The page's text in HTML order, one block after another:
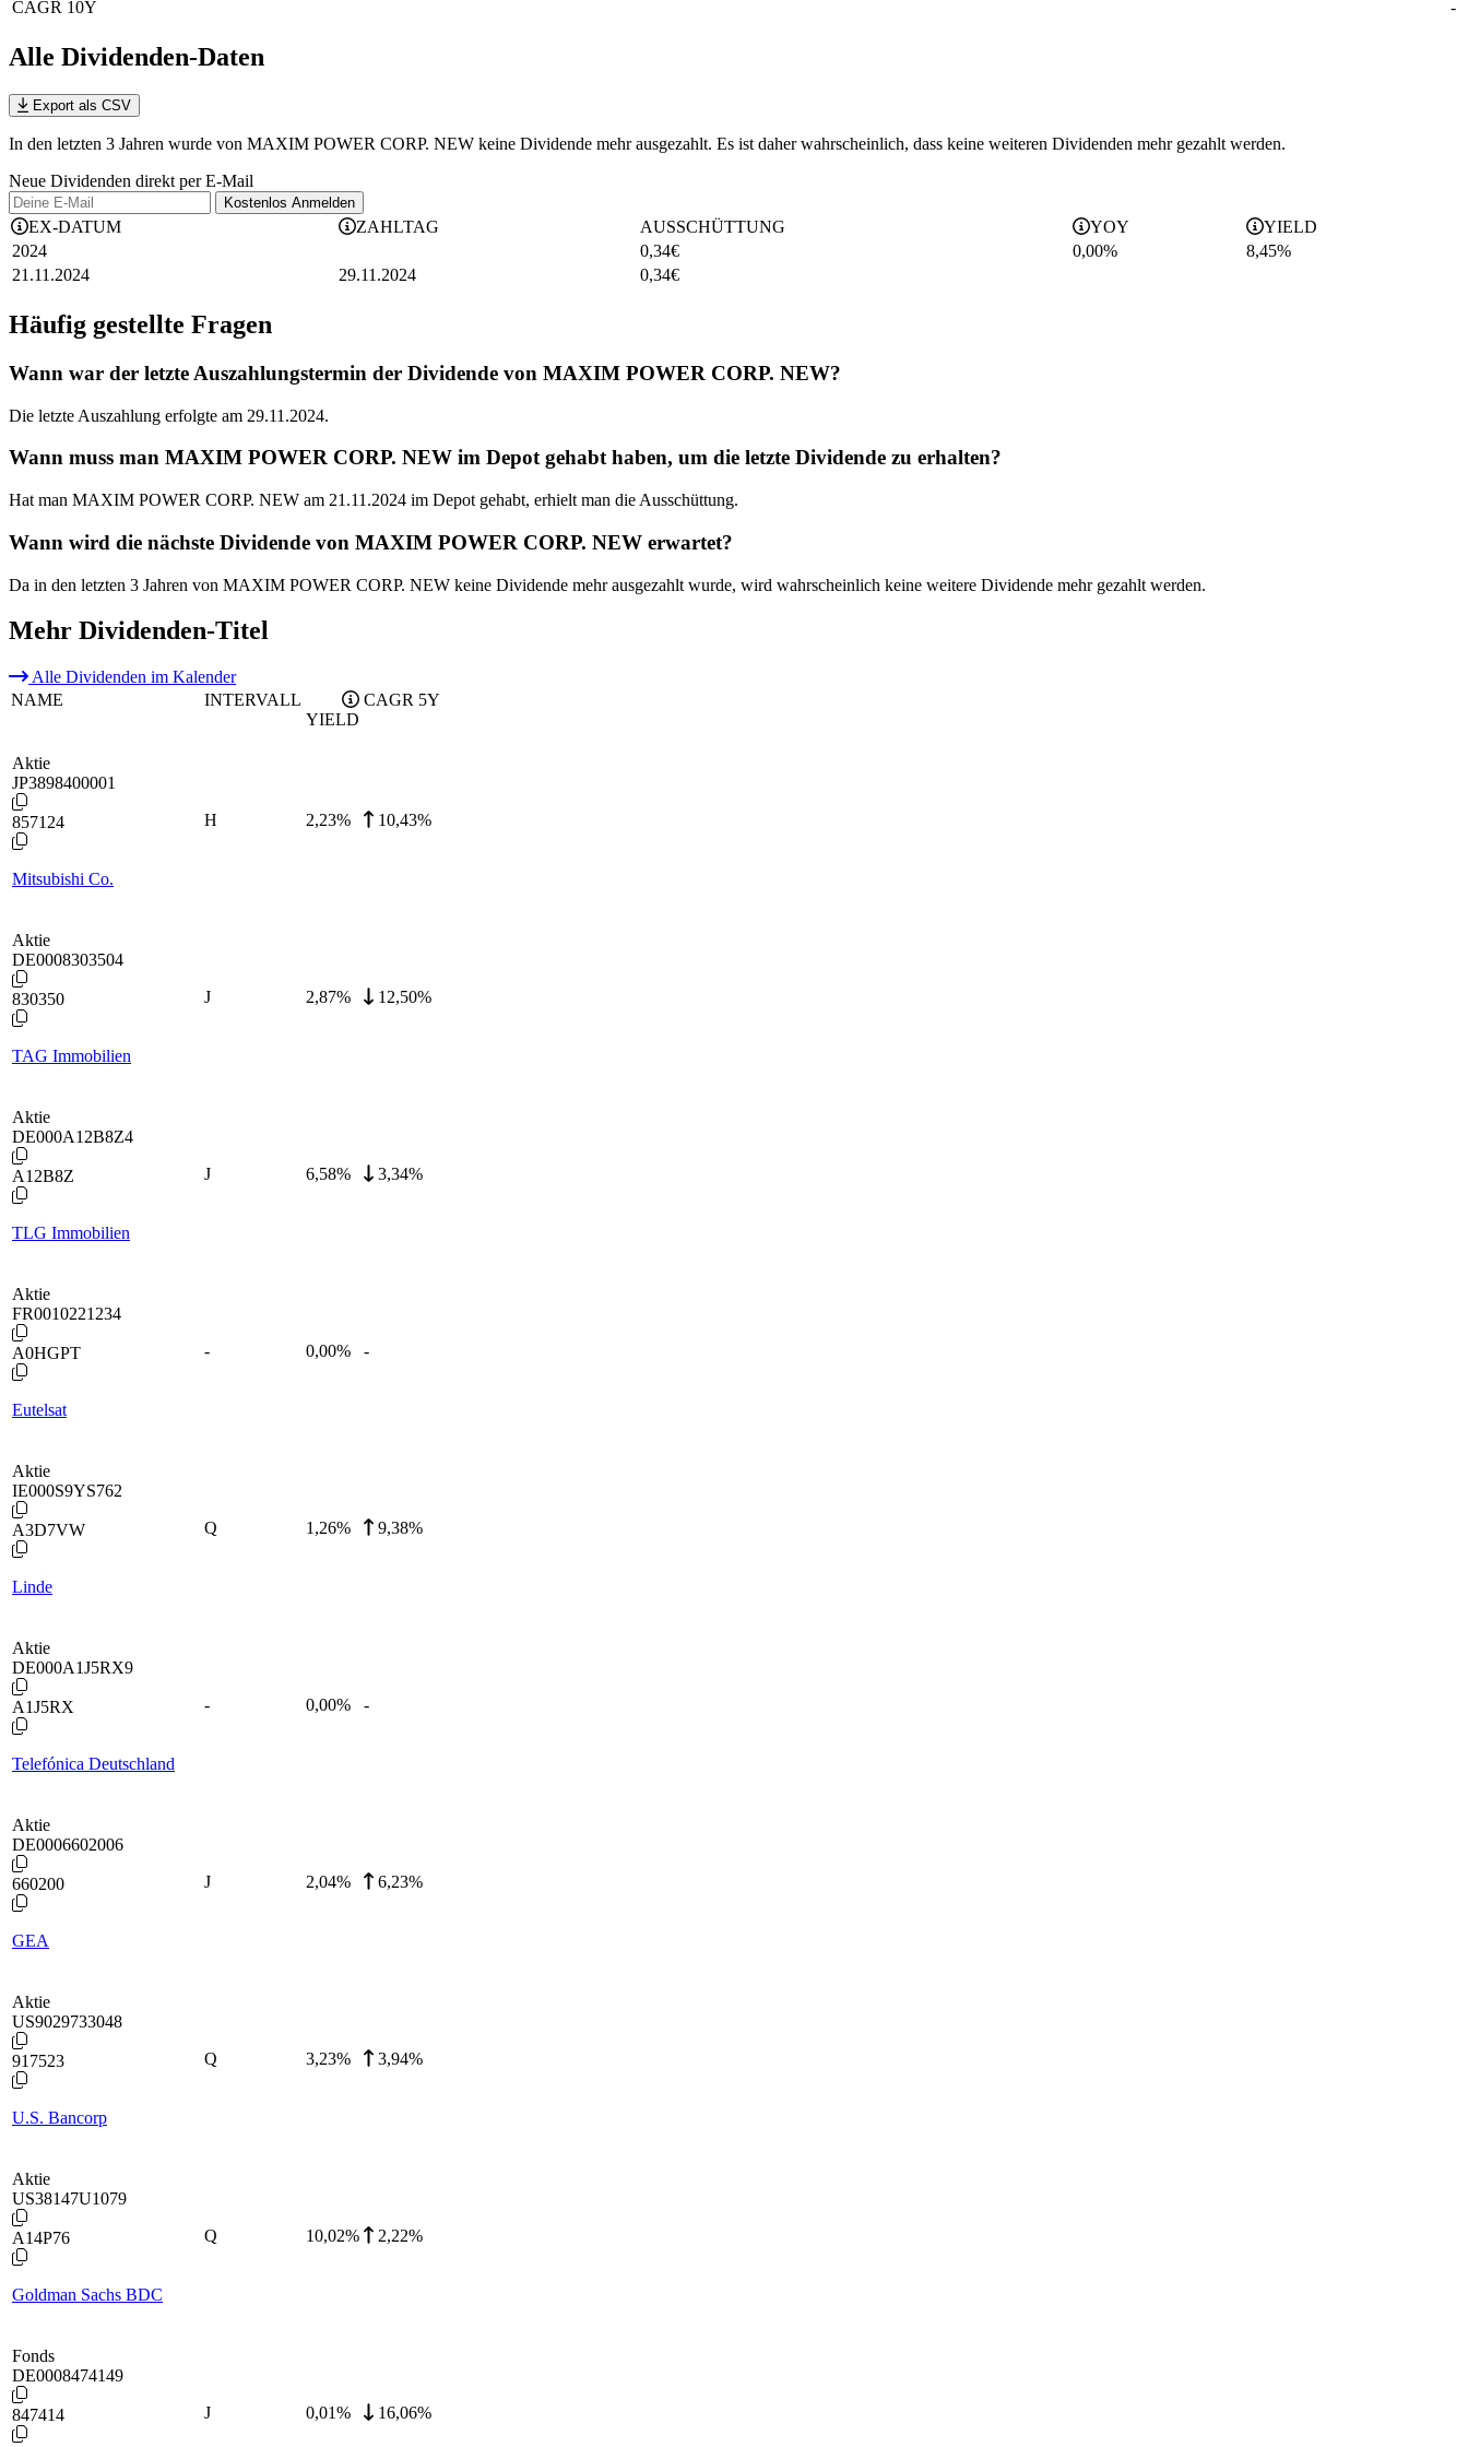
CAGR 10Y -
Alle Dividenden-Daten
Export als CSV
In den letzten 3 Jahren wurde von MAXIM POWER CORP. NEW keine Dividende mehr ausgezahlt. Es ist daher wahrscheinlich, dass keine weiteren Dividenden mehr gezahlt werden.
Neue Dividenden direkt per E-Mail
Kostenlos Anmelden
EX-DATUM ZAHLTAG AUSSCHÜTTUNG YOY
YIELD
2024
0,34€ 0,00% 8,45%
21.11.2024
29.11.2024 0,34€
Häufig gestellte Fragen
Wann war der letzte Auszahlungstermin der Dividende von MAXIM POWER CORP. NEW?
Die letzte Auszahlung erfolgte am 29.11.2024.
Wann muss man MAXIM POWER CORP. NEW im Depot gehabt haben, um die letzte Dividende zu erhalten?
Hat man MAXIM POWER CORP. NEW am 21.11.2024 im Depot gehabt, erhielt man die Ausschüttung.
Wann wird die nächste Dividende von MAXIM POWER CORP. NEW erwartet?
Da in den letzten 3 Jahren von MAXIM POWER CORP. NEW keine Dividende mehr ausgezahlt wurde, wird wahrscheinlich keine weitere Dividende mehr gezahlt werden.
Mehr Dividenden-Titel
Alle Dividenden im Kalender
NAME
INTERVALL
YIELD
CAGR 5Y
Aktie
JP3898400001
857124
Mitsubishi Co.
H 2,23% 10,43%
Aktie
DE0008303504
830350
TAG Immobilien
J 2,87% 12,50%
Aktie
DE000A12B8Z4
A12B8Z
TLG Immobilien
J 6,58% 3,34%
Aktie
FR0010221234
A0HGPT
Eutelsat
- 0,00% -
Aktie
IE000S9YS762
A3D7VW
Linde
Q 1,26% 9,38%
Aktie
DE000A1J5RX9
A1J5RX
Telefónica Deutschland
- 0,00% -
Aktie
DE0006602006
660200
GEA
J 2,04% 6,23%
Aktie
US9029733048
917523
U.S. Bancorp
Q 3,23% 3,94%
Aktie
US38147U1079
A14P76
Goldman Sachs BDC
Q 10,02% 2,22%
Fonds
DE0008474149
847414 J 0,01% 16,06%